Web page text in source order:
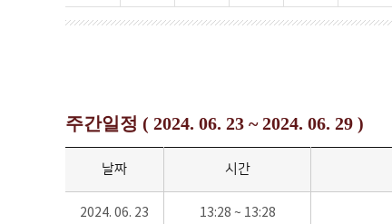
주간일정 ( 2024. 06. 23 ~ 2024. 06. 29 )
날짜 시간
2024. 06. 23 13:28 ~ 13:28